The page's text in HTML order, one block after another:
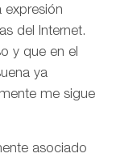
expresión
del Internet.
y que en el
ya
me sigue
asociado